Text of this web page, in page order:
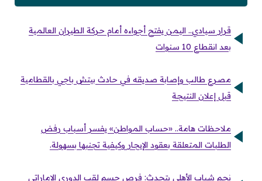
قرار سيادي.. اليمن يفتح أجواءه أمام حركة الطيران العالمية
بعد انقطاع 10 سنوات
مصرع طالب وإصابة صديقه في حادث بيتش باجي بالقطامية
قبل إعلان النتيجة
ملاحظات هامة.. «حساب المواطن» يفسر أسباب رفض
الطلبات المتعلقة بعقود الإيجار وكيفية تجنبها بسهولة.
نجم شباب الأهلي يتحدث: فرص حسم لقب الدوري الإماراتي